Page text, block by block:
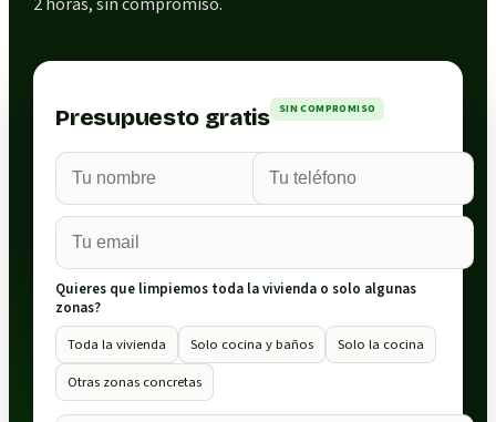
Presupuesto gratis SIN COMPROMISO
Quieres que limpiemos toda la vivienda o solo algunas
zonas?
Toda la vivienda
Solo cocina y baños
Solo la cocina
Otras zonas concretas